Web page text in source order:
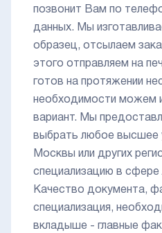
позвонит Вам по
данных. Мы
образец, отсылаем
этого отправляем на
готов на протяжении
необходимости можем
вариант. Мы
выбрать любое высшее
Москвы или других
специализацию в сфере
Качество документа,
специализация,
вкладыше - главные